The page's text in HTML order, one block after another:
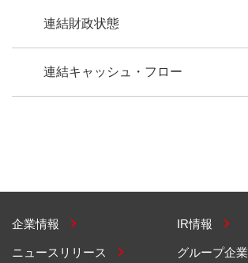
連結財政状態
連結キャッシュ・フロー
企業情報 IR情報
ニュースリリース グループ企業